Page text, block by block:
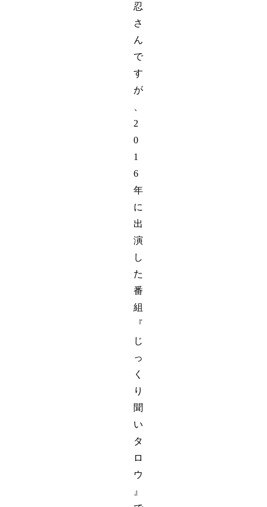
忍
さ
ん
で
す
が
2
0
1
6
年
に
出
演
し
た
番
組
『
じ
っ
く
り
聞
い
タ
ロ
ウ
』